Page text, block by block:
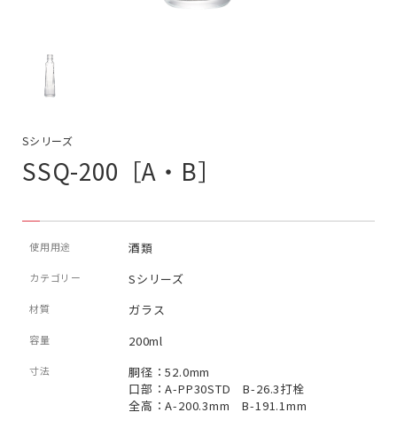
Sシリーズ
SSQ-200［A・B］
使用用途 酒類
カテゴリー Sシリーズ
材質 ガラス
容量 200ml
寸法
胴径：52.0mm
口部：A-PP30STD B-26.3打栓
全高：A-200.3mm B-191.1mm